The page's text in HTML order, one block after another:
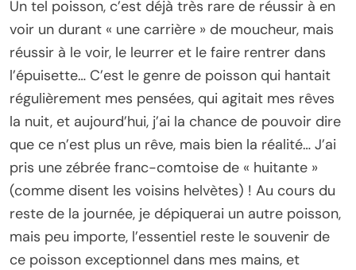
Un tel poisson, c’est déjà très rare de réussir à en
voir un durant « une carrière » de moucheur, mais
réussir à le voir, le leurrer et le faire rentrer dans
l’épuisette… C’est le genre de poisson qui hantait
régulièrement mes pensées, qui agitait mes rêves
la nuit, et aujourd’hui, j’ai la chance de pouvoir dire
que ce n’est plus un rêve, mais bien la réalité… J’ai
pris une zébrée franc-comtoise de « huitante »
(comme disent les voisins helvètes) ! Au cours du
reste de la journée, je dépiquerai un autre poisson,
mais peu importe, l’essentiel reste le souvenir de
ce poisson exceptionnel dans mes mains, et